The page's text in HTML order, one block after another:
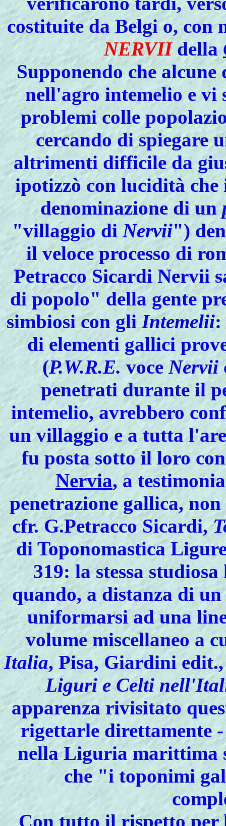
costituite da Belgi o, con
NERVIIdella
Supponendo che
nell'agro intemelio e vi
problemi colle
cercando di spiegare
altrimenti difficile da
ipotizzò con lucidità che
denominazione di un
"villaggio diNervii")
il veloce processo di
Petracco Sicardi Nervii
di popolo" della gente
simbiosi con gliIntemelii:
di elementi gallici
(P.W.R.E.voceNervii
penetrati durante il
intemelio, avrebbero
un villaggio e a tutta
fu posta sotto il loro
Nervia, a
penetrazione gallica,
cfr. G.Petracco Sicardi,
di Toponomastica
319: la stessa
quando, a distanza di
uniformarsi ad una
volume miscellaneo a
Italia, Pisa, Giardini
Liguri e Celti
apparenza rivisitato
rigettarle direttamente
nella Liguria marittima
che "i toponimi
Contutto il rispetto per